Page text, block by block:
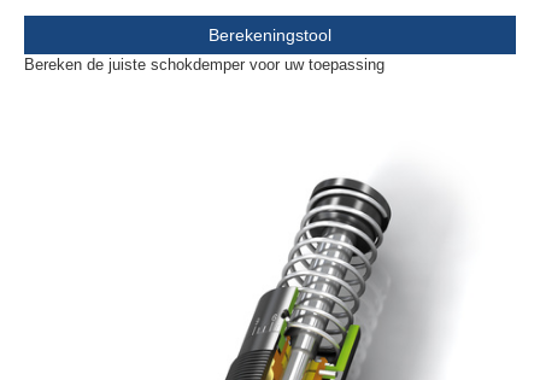
Berekeningstool
Bereken de juiste schokdemper voor uw toepassing